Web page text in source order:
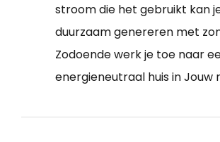
stroom die het gebruikt kan
duurzaam genereren met
Zodoende werk je toe naar
energieneutraal huis in Jouw